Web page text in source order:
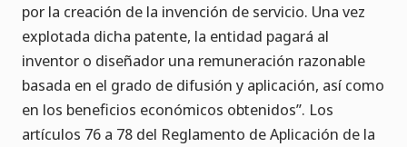
por la creación de la invención de servicio. Una vez
explotada dicha patente, la entidad pagará al
inventor o diseñador una remuneración razonable
basada en el grado de difusión y aplicación, así como
en los beneficios económicos obtenidos”. Los
artículos 76 a 78 del Reglamento de Aplicación de la